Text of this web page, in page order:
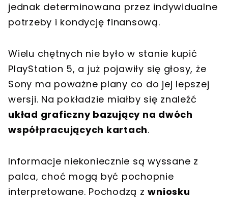
jednak determinowana przez indywidualne
potrzeby i kondycję finansową.
Wielu chętnych nie było w stanie kupić
PlayStation 5, a już pojawiły się głosy, że
Sony ma poważne plany co do jej lepszej
wersji. Na pokładzie miałby się znaleźć
układ graficzny bazujący na dwóch
współpracujących kartach.
Informacje niekoniecznie są wyssane z
palca, choć mogą być pochopnie
interpretowane. Pochodzą zwniosku